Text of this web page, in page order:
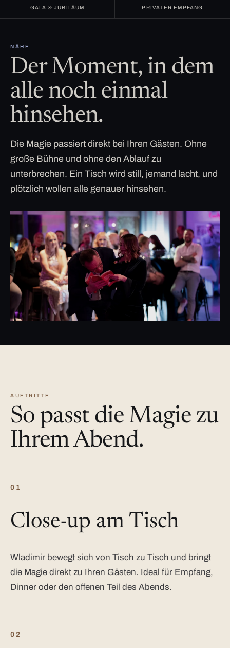
GALA & JUBILÄUM PRIVATER EMPFANG
NÄHE
Der Moment, in dem
alle noch einmal
hinsehen.
Die Magie passiert direkt bei Ihren Gästen. Ohne
große Bühne und ohne den Ablauf zu
unterbrechen. Ein Tisch wird still, jemand lacht, und
plötzlich wollen alle genauer hinsehen.
AUFTRITTE
So passt die Magie zu
Ihrem Abend.
01
Close-up am Tisch
Wladimir bewegt sich von Tisch zu Tisch und bringt
die Magie direkt zu Ihren Gästen. Ideal für Empfang,
Dinner oder den offenen Teil des Abends.
02